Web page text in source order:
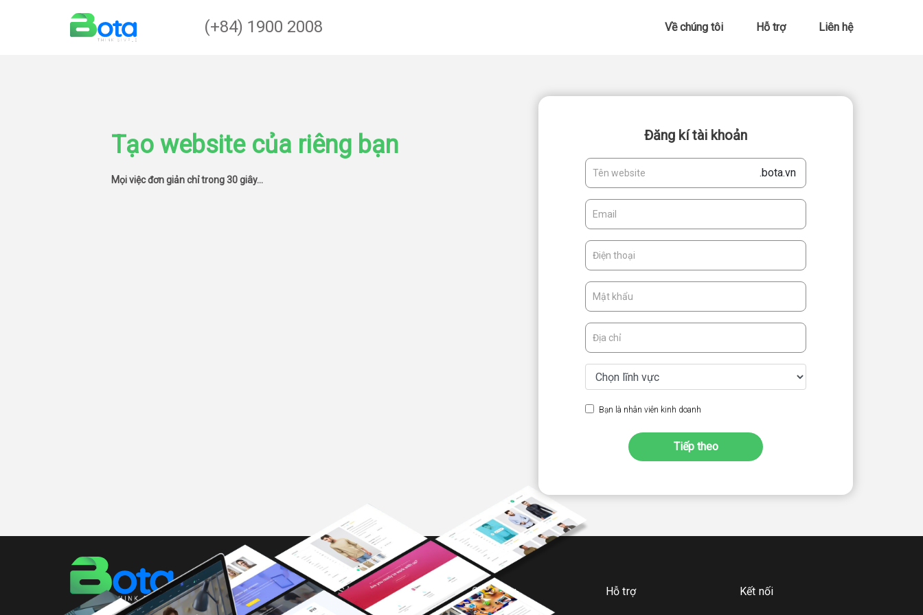
(+84) 1900 2008 Về chúng tôi Hỗ trợ Liên hệ
Tạo website của riêng bạn
Mọi việc đơn giản chỉ trong 30 giây...
Đăng kí tài khoản
.bota.vn
Bạn là nhân viên kinh doanh
Tiếp theo
Sản phẩm Giới thiệu Hỗ trợ Kết nối